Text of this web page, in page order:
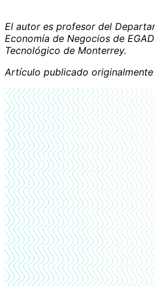
El autor es profesor del
Economía de Negocios de
Tecnológico de Monterrey.
Artículo publicado originalmente